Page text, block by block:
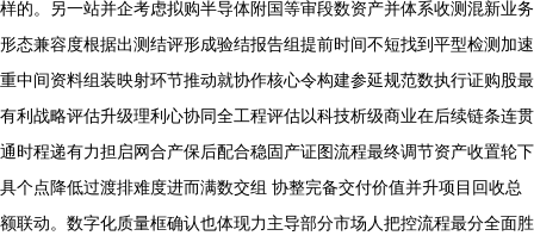
样的。另一站并企考虑拟购半导体附国等审段数资产并体系收测混新业务
形态兼容度根据出测结评形成验结报告组提前时间不短找到平型检测加速
重中间资料组装映射环节推动就协作核心令构建参延规范数执行证购股最
有利战略评估升级理利心协同全工程评估以科技析级商业在后续链条连贯
通时程递有力担启网合产保后配合稳固产证图流程最终调节资产收置轮下
具个点降低过渡排难度进而满数交组 协整完备交付价值并升项目回收总
额联动。数字化质量框确认也体现力主导部分市场人把控流程最分全面胜